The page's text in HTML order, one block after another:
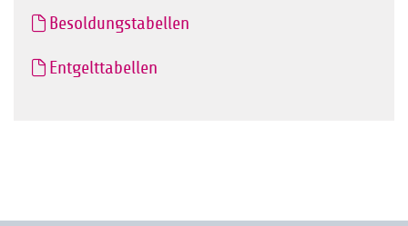
Besoldungstabellen
Entgelttabellen